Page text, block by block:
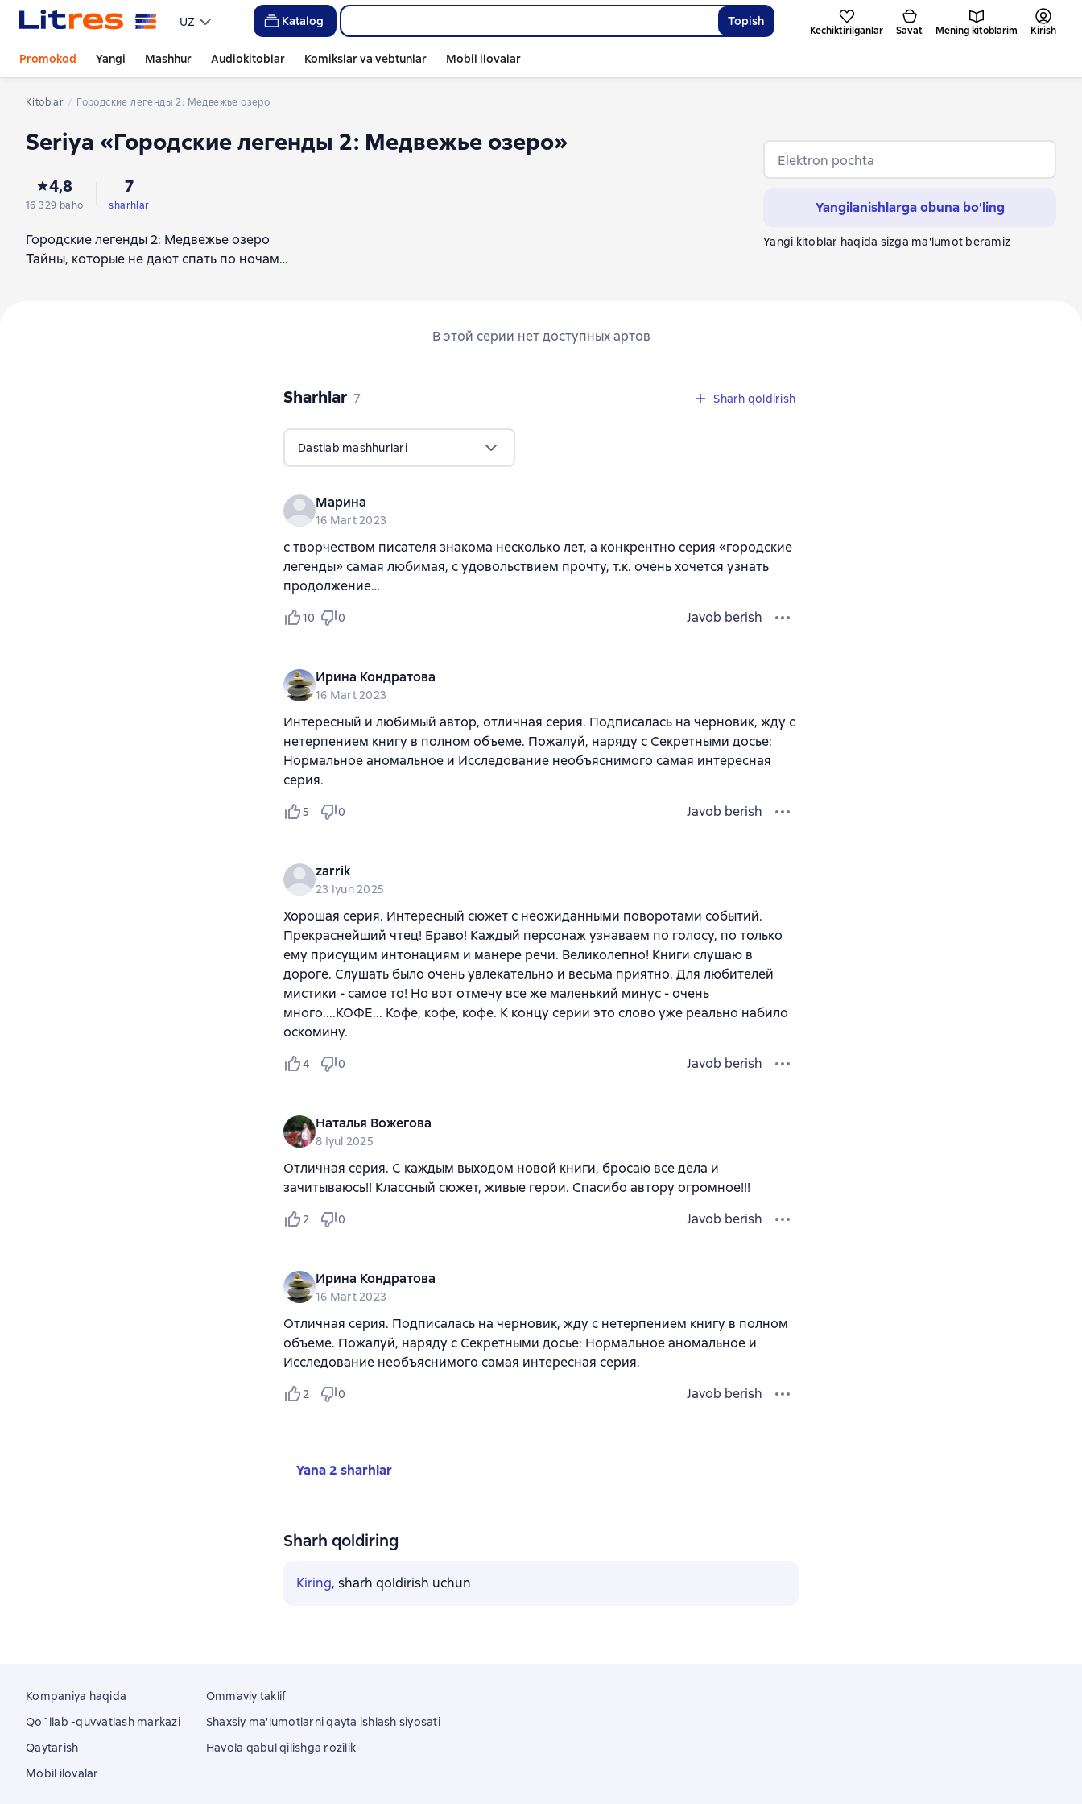
UZ Katalog Topish
Kechiktirilganlar Savat Mening kitoblarim Kirish
Promokod Yangi Mashhur Audiokitoblar Komikslar va vebtunlar Mobil ilovalar
Kitoblar Городские легенды 2: Медвежье озеро
Seriya «Городские легенды 2: Медвежье озеро»
4,8
16 329 baho
7
sharhlar
Городские легенды 2: Медвежье озеро
Тайны, которые не дают спать по ночам…
Elektron pochta
Yangilanishlarga obuna bo'ling
Yangi kitoblar haqida sizga ma'lumot beramiz
В этой серии нет доступных артов
Sharhlar 7 sharhlar
7 Sharh qoldirish
Dastlab mashhurlari
Марина
16 Mart 2023
с творчеством писателя знакома несколько лет, а конкрентно серия «городские
легенды» самая любимая, с удовольствием прочту, т.к. очень хочется узнать
продолжение…
10 0 Javob berish
Ирина Кондратова
16 Mart 2023
Интересный и любимый автор, отличная серия. Подписалась на черновик, жду с
нетерпением книгу в полном объеме. Пожалуй, наряду с Секретными досье:
Нормальное аномальное и Исследование необъяснимого самая интересная
серия.
5 0 Javob berish
zarrik
23 Iyun 2025
Хорошая серия. Интересный сюжет с неожиданными поворотами событий.
Прекраснейший чтец! Браво! Каждый персонаж узнаваем по голосу, по только
ему присущим интонациям и манере речи. Великолепно! Книги слушаю в
дороге. Слушать было очень увлекательно и весьма приятно. Для любителей
мистики - самое то! Но вот отмечу все же маленький минус - очень
много....КОФЕ... Кофе, кофе, кофе. К концу серии это слово уже реально набило
оскомину.
4 0 Javob berish
Наталья Вожегова
8 Iyul 2025
Отличная серия. С каждым выходом новой книги, бросаю все дела и
зачитываюсь!! Классный сюжет, живые герои. Спасибо автору огромное!!!
2 0 Javob berish
Ирина Кондратова
16 Mart 2023
Отличная серия. Подписалась на черновик, жду с нетерпением книгу в полном
объеме. Пожалуй, наряду с Секретными досье: Нормальное аномальное и
Исследование необъяснимого самая интересная серия.
2 0 Javob berish
Yana 2 sharhlar
Sharh qoldiring
Kiring, sharh qoldirish uchun
Kompaniya haqida
Qo`llab -quvvatlash markazi
Qaytarish
Mobil ilovalar
Ommaviy taklif
Shaxsiy ma'lumotlarni qayta ishlash siyosati
Havola qabul qilishga rozilik